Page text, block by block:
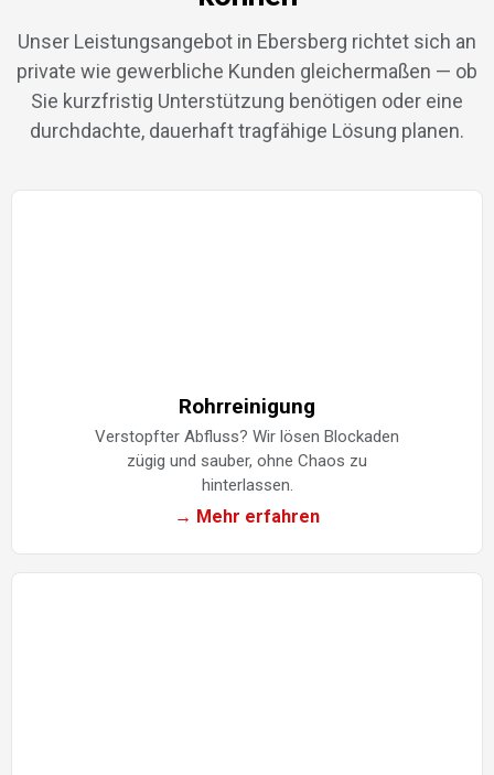
Unser Leistungsangebot in Ebersberg richtet sich an
private wie gewerbliche Kunden gleichermaßen — ob
Sie kurzfristig Unterstützung benötigen oder eine
durchdachte, dauerhaft tragfähige Lösung planen.
Rohrreinigung
Verstopfter Abfluss? Wir lösen Blockaden
zügig und sauber, ohne Chaos zu
hinterlassen.
→ Mehr erfahren